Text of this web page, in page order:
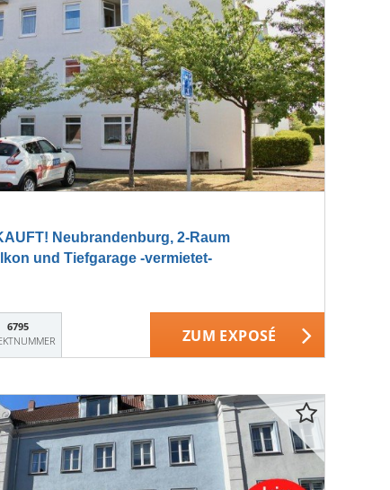
Neubrandenburg, 2-Raum
und Tiefgarage -vermietet-
6795
ZUM EXPOSÉ